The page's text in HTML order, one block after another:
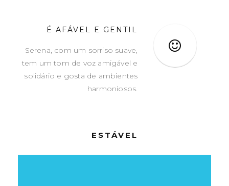
É AFÁVEL E GENTIL
Serena, com um sorriso suave,
tem um tom de voz amigável e
solidário e gosta de ambientes
harmoniosos.
ESTÁVEL